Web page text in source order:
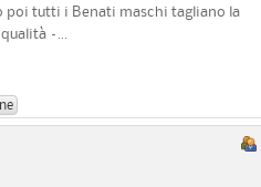
poi tutti i Benati maschi tagliano la
–...